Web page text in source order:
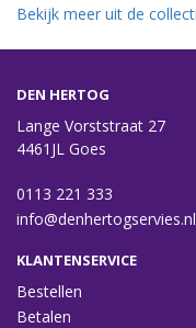
Bekijk meer uit de
DEN HERTOG
Lange Vorststraat 27
4461JL Goes
0113 221 333
info@denhertogservies.nl
KLANTENSERVICE
Bestellen
Betalen